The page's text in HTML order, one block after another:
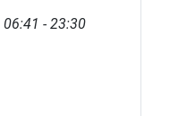
06:41 - 23:30